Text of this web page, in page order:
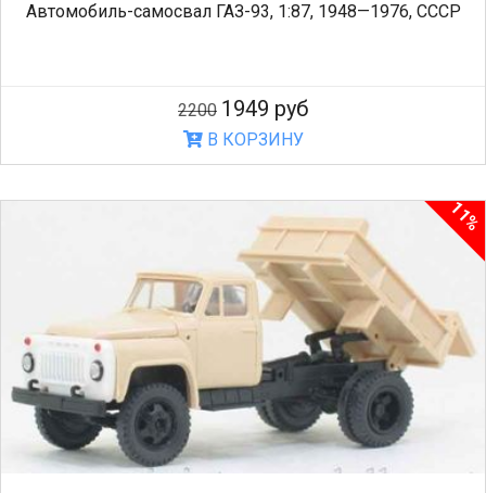
Автомобиль-самосвал ГАЗ-93, 1:87, 1948—1976, СССР
2200 1949 руб
В КОРЗИНУ
11%